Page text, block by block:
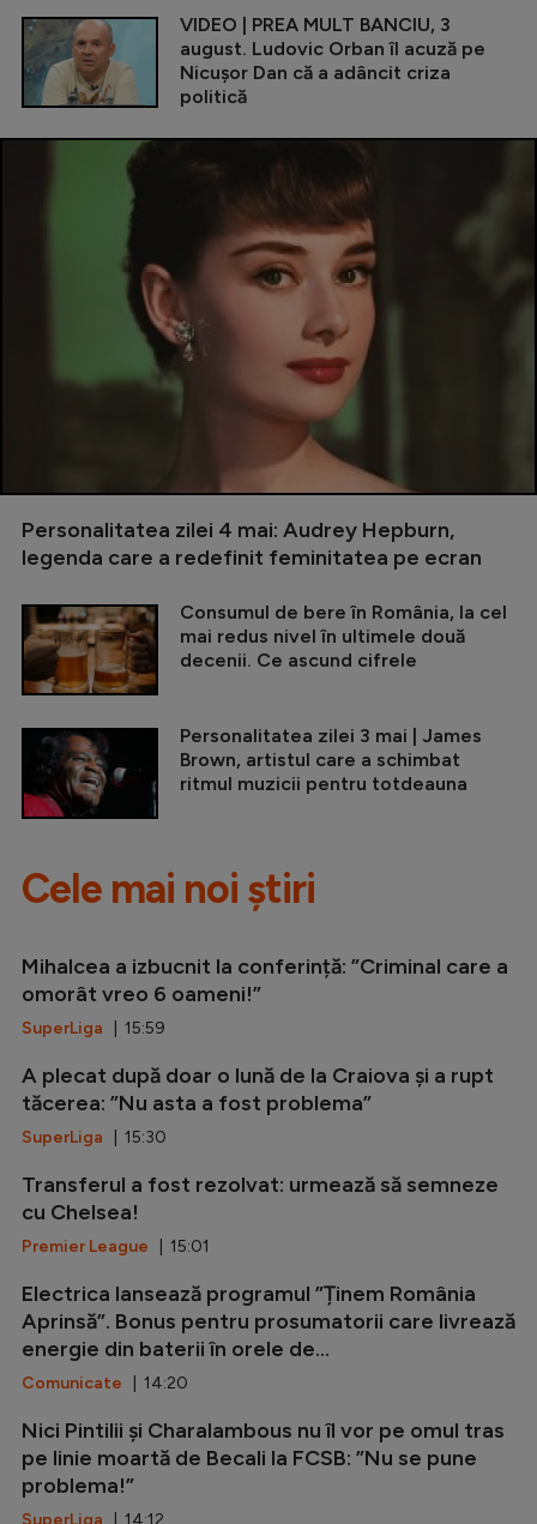
VIDEO | PREA MULT BANCIU, 3
august. Ludovic Orban îl acuză pe
Nicușor Dan că a adâncit criza
politică
Personalitatea zilei 4 mai: Audrey Hepburn,
legenda care a redefinit feminitatea pe ecran
Consumul de bere în România, la cel
mai redus nivel în ultimele două
decenii. Ce ascund cifrele
Personalitatea zilei 3 mai | James
Brown, artistul care a schimbat
ritmul muzicii pentru totdeauna
Cele mai noi știri
Mihalcea a izbucnit la conferință: ”Criminal care a
omorât vreo 6 oameni!”
SuperLiga | 15:59
A plecat după doar o lună de la Craiova și a rupt
tăcerea: ”Nu asta a fost problema”
SuperLiga | 15:30
Transferul a fost rezolvat: urmează să semneze
cu Chelsea!
Premier League | 15:01
Electrica lansează programul ”Ținem România
Aprinsă”. Bonus pentru prosumatorii care livrează
energie din baterii în orele de...
Comunicate | 14:20
Nici Pintilii și Charalambous nu îl vor pe omul tras
pe linie moartă de Becali la FCSB: ”Nu se pune
problema!”